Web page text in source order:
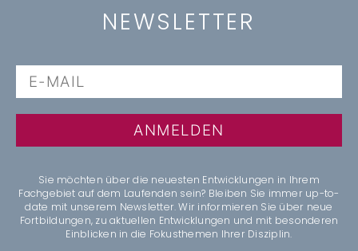
NEWSLETTER
ANMELDEN
Sie möchten über die neuesten Entwicklungen in Ihrem
Fachgebiet auf dem Laufenden sein? Bleiben Sie immer up-to-
date mit unserem Newsletter. Wir informieren Sie über neue
Fortbildungen, zu aktuellen Entwicklungen und mit besonderen
Einblicken in die Fokusthemen Ihrer Disziplin.